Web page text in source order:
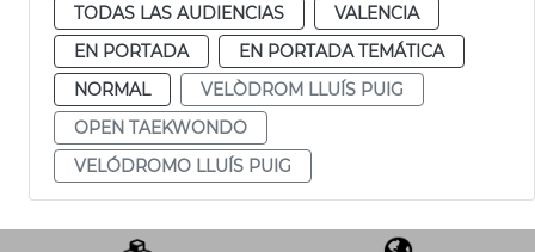
TODAS LAS AUDIENCIAS
VALENCIA
EN PORTADA
EN PORTADA TEMÁTICA
NORMAL
VELÒDROM LLUÍS PUIG
OPEN TAEKWONDO
VELÓDROMO LLUÍS PUIG